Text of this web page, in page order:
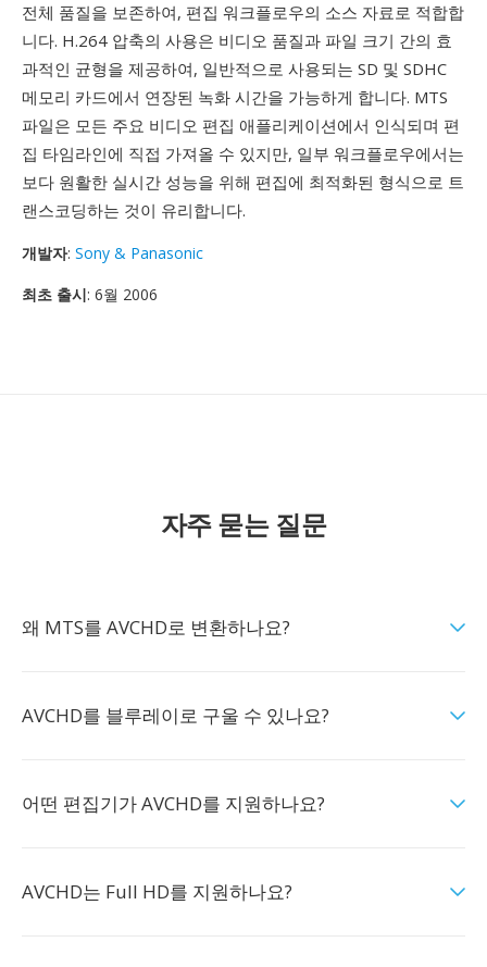
전체 품질을 보존하여, 편집 워크플로우의 소스 자료로 적합합
니다. H.264 압축의 사용은 비디오 품질과 파일 크기 간의 효
과적인 균형을 제공하여, 일반적으로 사용되는 SD 및 SDHC
메모리 카드에서 연장된 녹화 시간을 가능하게 합니다. MTS
파일은 모든 주요 비디오 편집 애플리케이션에서 인식되며 편
집 타임라인에 직접 가져올 수 있지만, 일부 워크플로우에서는
보다 원활한 실시간 성능을 위해 편집에 최적화된 형식으로 트
랜스코딩하는 것이 유리합니다.
개발자: Sony & Panasonic
최초 출시: 6월 2006
자주 묻는 질문
왜 MTS를 AVCHD로 변환하나요?
AVCHD를 블루레이로 구울 수 있나요?
어떤 편집기가 AVCHD를 지원하나요?
AVCHD는 Full HD를 지원하나요?